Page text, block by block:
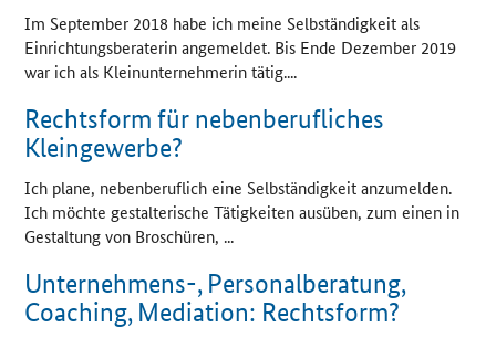
Im September 2018 habe ich meine Selbständigkeit als
Einrichtungsberaterin angemeldet. Bis Ende Dezember 2019
war ich als Kleinunternehmerin tätig....
Rechtsform für nebenberufliches
Kleingewerbe?
Ich plane, nebenberuflich eine Selbständigkeit anzumelden.
Ich möchte gestalterische Tätigkeiten ausüben, zum einen in
Gestaltung von Broschüren, ...
Unternehmens-, Personalberatung,
Coaching, Mediation: Rechtsform?